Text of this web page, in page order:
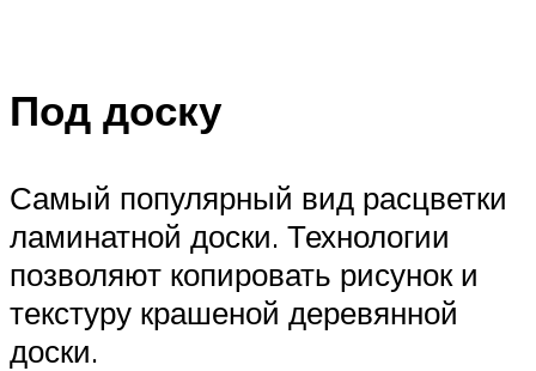
Под доску
Самый популярный вид расцветки
ламинатной доски. Технологии
позволяют копировать рисунок и
текстуру крашеной деревянной
доски.